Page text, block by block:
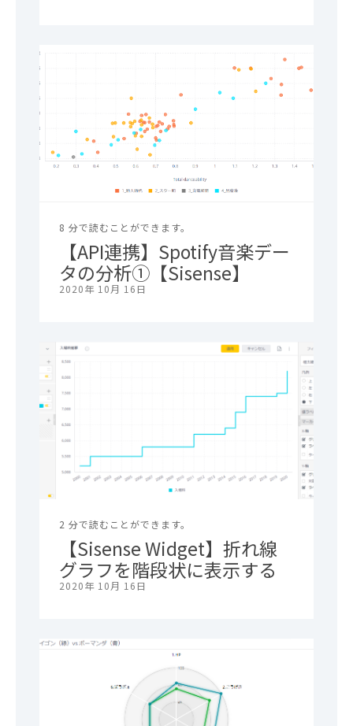
8 分で読むことができます。
【API連携】Spotify音楽デー
タの分析①【Sisense】
2020年 10月 16日
2 分で読むことができます。
【Sisense Widget】折れ線
グラフを階段状に表示する
2020年 10月 16日